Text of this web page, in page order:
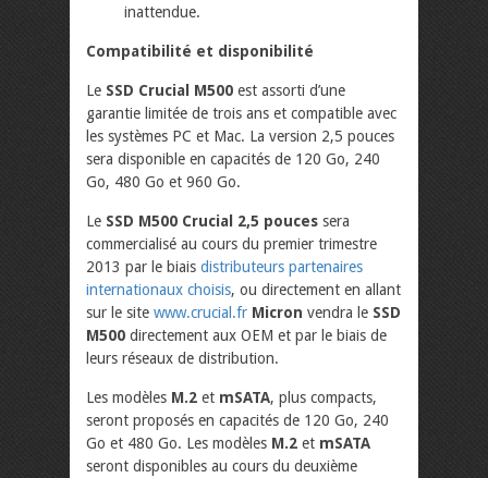
inattendue.
Compatibilité et disponibilité
Le SSD Crucial M500 est assorti d’une
garantie limitée de trois ans et compatible avec
les systèmes PC et Mac. La version 2,5 pouces
sera disponible en capacités de 120 Go, 240
Go, 480 Go et 960 Go.
Le SSD M500 Crucial 2,5 pouces sera
commercialisé au cours du premier trimestre
2013 par le biais distributeurs partenaires
internationaux choisis, ou directement en allant
sur le site www.crucial.fr Micron vendra le SSD
M500 directement aux OEM et par le biais de
leurs réseaux de distribution.
Les modèles M.2 et mSATA, plus compacts,
seront proposés en capacités de 120 Go, 240
Go et 480 Go. Les modèles M.2 et mSATA
seront disponibles au cours du deuxième